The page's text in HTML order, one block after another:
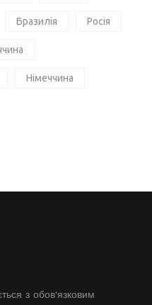
Бразилія Росія
Німеччина
з обов'язковим